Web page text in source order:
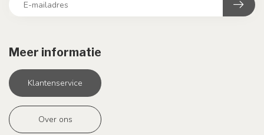
Meer informatie
Klantenservice
Over ons